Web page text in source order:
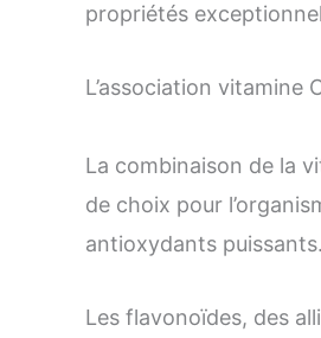
propriétés
L’association vitamine
La combinaison de la
de choix pour
antioxydants puissants.
Les flavonoïdes, des